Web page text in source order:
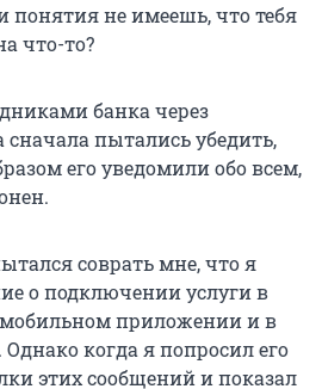
понятия не имеешь, что тебя
что-то?
банка через
пытались убедить,
его уведомили обо всем,
соврать мне, что я
о подключении услуги в
приложении и в
когда я попросил его
этих сообщений и показал